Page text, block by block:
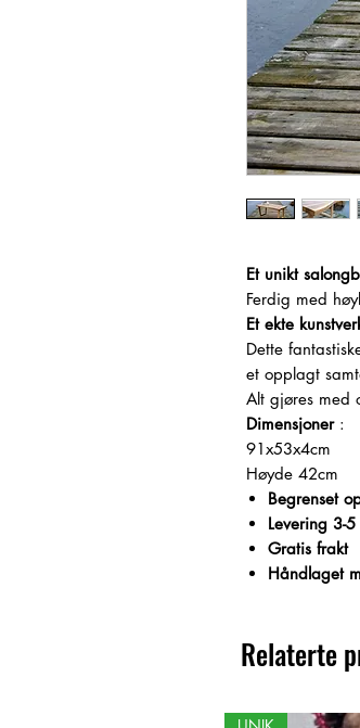
Et unikt
Ferdig med
Et ekte
Dette
et opplagt
Alt gjøres med
Dimensjoner:
91x53x4cm
Høyde 42cm
Begrenset
Levering 3-
Gratis frakt
Håndlaget
Relaterte